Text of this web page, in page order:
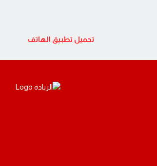
تحميل تطبيق الهاتف